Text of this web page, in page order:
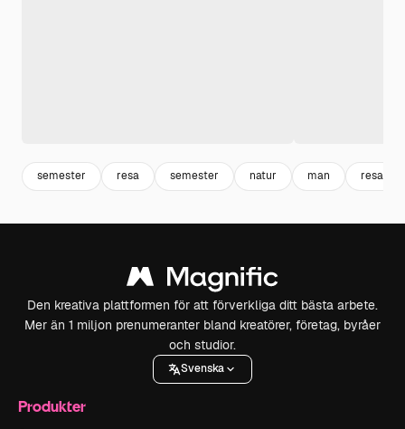
semester resa semester natur man resa
Den kreativa plattformen för att förverkliga ditt bästa arbete.
Mer än 1 miljon prenumeranter bland kreatörer, företag, byråer
och studior.
Svenska
Produkter